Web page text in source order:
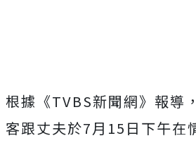
根據《TVBS新聞網》報導
客跟丈夫於7月15日下午在